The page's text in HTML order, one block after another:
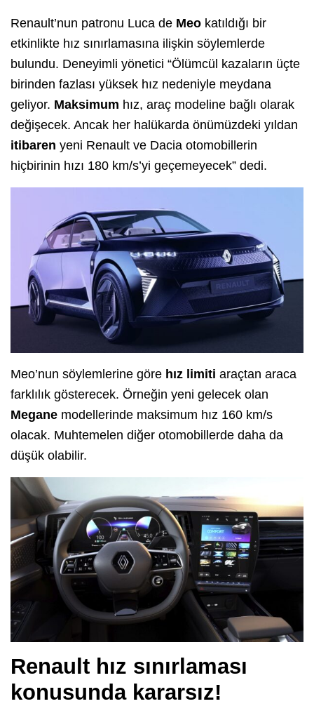
Renault’nun patronu Luca de Meo katıldığı bir
etkinlikte hız sınırlamasına ilişkin söylemlerde
bulundu. Deneyimli yönetici “Ölümcül kazaların üçte
birinden fazlası yüksek hız nedeniyle meydana
geliyor. Maksimum hız, araç modeline bağlı olarak
değişecek. Ancak her halükarda önümüzdeki yıldan
itibaren yeni Renault ve Dacia otomobillerin
hiçbirinin hızı 180 km/s’yi geçemeyecek” dedi.
Meo’nun söylemlerine göre hız limiti araçtan araca
farklılık gösterecek. Örneğin yeni gelecek olan
Megane modellerinde maksimum hız 160 km/s
olacak. Muhtemelen diğer otomobillerde daha da
düşük olabilir.
Renault hız sınırlaması
konusunda kararsız!